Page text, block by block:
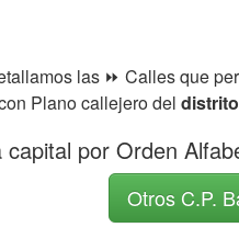
las ⏩ Calles que
Plano callejero del distrito
capital por Orden
Otros C.P.